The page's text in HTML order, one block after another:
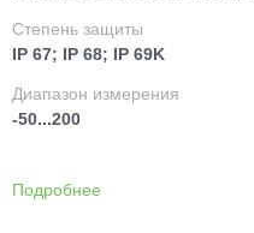
Степень защиты
IP 67; IP 68; IP 69K
Диапазон измерения
-50...200
Подробнее